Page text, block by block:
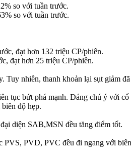
so với tuần trước.
so với tuần trước.
đạt hơn 132 triệu CP/phiên.
đạt hơn 25 triệu CP/phiên.
nhiên, thanh khoản lại sụt giảm
tục bứt phá mạnh. Đáng chú ý với
độ hẹp.
diện SAB,MSN đều tăng điểm tốt.
PVD, PVC đều đi ngang với